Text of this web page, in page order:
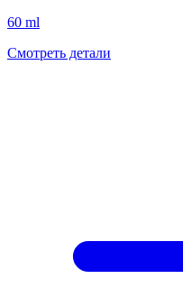
60 ml
Смотреть детали